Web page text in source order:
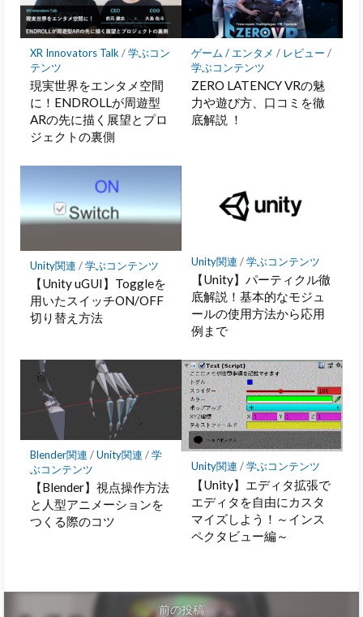
に
保
XR Innovators Talk /学ぶコン
テンツ
現実世界をエンタメ空間
に！ENDROLLが周遊型
ARの先に描く展望とプロ
ジェクトの裏側
ゲーム / エンタメ / レビュー /
学ぶコンテンツ
ZERO LATENCY VRの魅
力や遊び方、口コミを徹
底解説 ！
Unity関連 /学ぶコンテンツ
【Unity uGUI】Toggleを
用いたスイッチON/OFF
切り替え方法
Unity関連 /学ぶコンテンツ
【Unity】パーティクル徹
底解説！基本的なモジュ
ールの使用方法から応用
例まで
Blender関連 /Unity関連 /学
ぶコンテンツ
【Blender】視点操作方法
と人型アニメーションを
つくる際のコツ
Unity関連 /学ぶコンテンツ
【Unity】エディタ拡張で
エディタを自由にカスタ
マイズしよう！～インス
ペクタビュー編～
前の投稿